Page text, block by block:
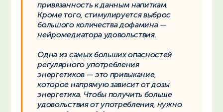
привязанность к данным напиткам.
Кроме того, стимулируется выброс
большого количества дофамина —
нейромедиатора удовольствия.
Одна из самых больших опасностей
регулярного употребления
энергетиков — это привыкание,
которое напрямую зависит от дозы
энергетика. Чтобы получить больше
удовольствия от употребления, нужно